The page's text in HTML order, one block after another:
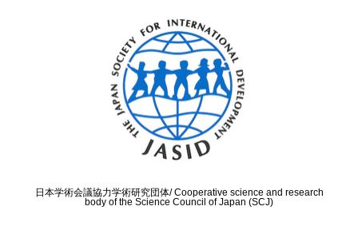
日本学術会議協力学術研究団体/ Cooperative science and research
body of the Science Council of Japan (SCJ)